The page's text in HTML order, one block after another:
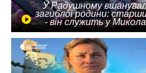
У Радушному
загиблої родини:
- він служить у